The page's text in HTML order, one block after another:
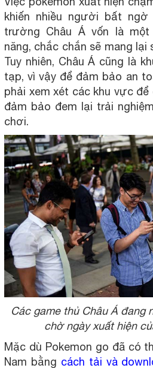
khiến nhiều người bất
trường Châu Á vốn là
năng, chắc chắn sẽ mang
Tuy nhiên, Châu Á cũng là
tạp, vì vậy để đảm bảo an
phải xem xét các khu vực
đảm bảo đem lại trải
chơi.
Các game thủ Châu Á đang
chờ ngày xuất hiện
Mặc dù Pokemon go đã có
Nam bằng cách tải và